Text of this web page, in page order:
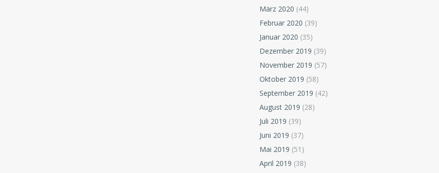
März 2020 (44)
Februar 2020 (39)
Januar 2020 (35)
Dezember 2019 (39)
November 2019 (57)
Oktober 2019 (58)
September 2019 (42)
August 2019 (28)
Juli 2019 (39)
Juni 2019 (37)
Mai 2019 (51)
April 2019 (38)